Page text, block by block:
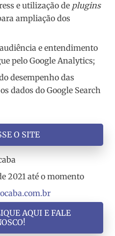
e utilização de plugins
ampliação dos
e entendimento
pelo Google Analytics;
desempenho das
dados do Google Search
O SITE
2021 até o momento
AQUI E FALE